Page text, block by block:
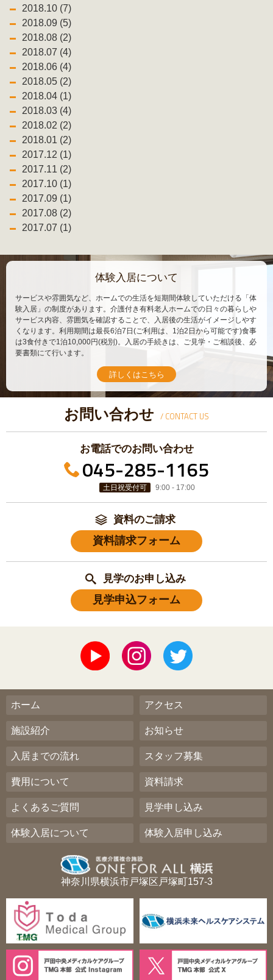
2018.10 (7)
2018.09 (5)
2018.08 (2)
2018.07 (4)
2018.06 (4)
2018.05 (2)
2018.04 (1)
2018.03 (4)
2018.02 (2)
2018.01 (2)
2017.12 (1)
2017.11 (2)
2017.10 (1)
2017.09 (1)
2017.08 (2)
2017.07 (1)
体験入居について
サービスや雰囲気など、ホームでの生活を短期間体験していただける「体
験入居」の制度があります。介護付き有料老人ホームでの日々の暮らしや
サービス内容、雰囲気を確認することで、入居後の生活がイメージしやす
くなります。利用期間は最長6泊7日(ご利用は、1泊2日から可能です)食事
は3食付きで1泊10,000円(税別)。入居の手続きは、ご見学・ご相談後、必
要書類にて行います。
詳しくはこちら
お問い合わせ / CONTACT US
お電話でのお問い合わせ
045-285-1165
土日祝受付可 9:00 - 17:00
資料のご請求
資料請求フォーム
見学のお申し込み
見学申込フォーム
ホーム
施設紹介
入居までの流れ
費用について
よくあるご質問
体験入居について
アクセス
お知らせ
スタッフ募集
資料請求
見学申し込み
体験入居申し込み
神奈川県横浜市戸塚区戸塚町157-3